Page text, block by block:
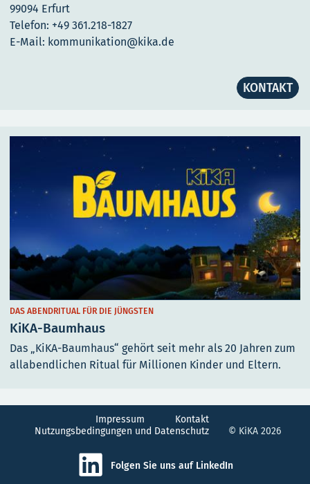
99094 Erfurt
Telefon: +49 361.218-1827
E-Mail: kommunikation@kika.de
KONTAKT
DAS ABENDRITUAL FÜR DIE JÜNGSTEN
KiKA-Baumhaus
Das „KiKA-Baumhaus“ gehört seit mehr als 20 Jahren zum
allabendlichen Ritual für Millionen Kinder und Eltern.
Impressum
Kontakt
Nutzungsbedingungen und Datenschutz
© KiKA 2026
Folgen Sie uns auf LinkedIn